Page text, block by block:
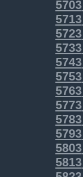
5703
5713
5723
5733
5743
5753
5763
5773
5783
5793
5803
5813